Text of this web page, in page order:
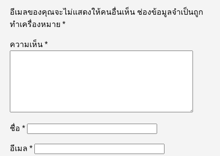
อีเมลของคุณจะไม่แสดงให้คนอื่นเห็น ช่องข้อมูลจำเป็นถูก
ทำเครื่องหมาย *
ความเห็น *
ชื่อ *
อีเมล *